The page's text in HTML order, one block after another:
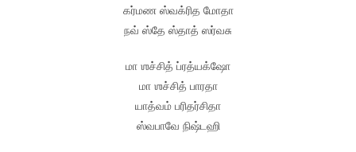
கர்மண ஸ்வக்ரித மோதா
நவ் ஸ்தே ஸ்தாத் ஸர்வசு
மா ஶச்சித் ப்ரத்யக்ஷோ
மா ஶச்சித் பாரதா
யாத்வம் பரிதர்சிதா
ஸ்வபாவே நிஷ்டஹி